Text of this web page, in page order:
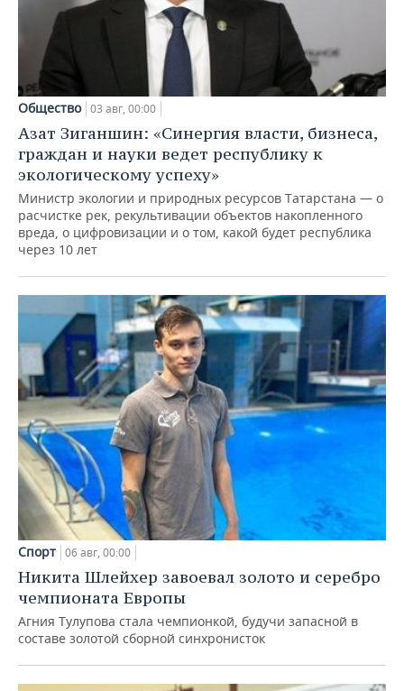
Общество 03 авг, 00:00
Азат Зиганшин: «Синергия власти, бизнеса,
граждан и науки ведет республику к
экологическому успеху»
Министр экологии и природных ресурсов Татарстана — о
расчистке рек, рекультивации объектов накопленного
вреда, о цифровизации и о том, какой будет республика
через 10 лет
Спорт 06 авг, 00:00
Никита Шлейхер завоевал золото и серебро
чемпионата Европы
Агния Тулупова стала чемпионкой, будучи запасной в
составе золотой сборной синхронисток